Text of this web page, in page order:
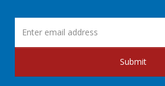
Submit